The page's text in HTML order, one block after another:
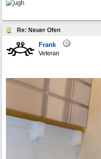
Re: Neuer Ofen
Frank
Veteran